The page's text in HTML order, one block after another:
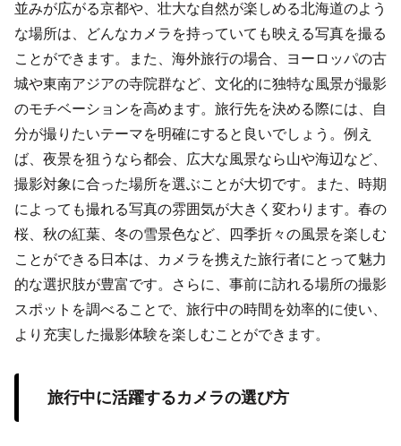
並みが広がる京都や、壮大な自然が楽しめる北海道のよう
な場所は、どんなカメラを持っていても映える写真を撮る
ことができます。また、海外旅行の場合、ヨーロッパの古
城や東南アジアの寺院群など、文化的に独特な風景が撮影
のモチベーションを高めます。旅行先を決める際には、自
分が撮りたいテーマを明確にすると良いでしょう。例え
ば、夜景を狙うなら都会、広大な風景なら山や海辺など、
撮影対象に合った場所を選ぶことが大切です。また、時期
によっても撮れる写真の雰囲気が大きく変わります。春の
桜、秋の紅葉、冬の雪景色など、四季折々の風景を楽しむ
ことができる日本は、カメラを携えた旅行者にとって魅力
的な選択肢が豊富です。さらに、事前に訪れる場所の撮影
スポットを調べることで、旅行中の時間を効率的に使い、
より充実した撮影体験を楽しむことができます。
旅行中に活躍するカメラの選び方